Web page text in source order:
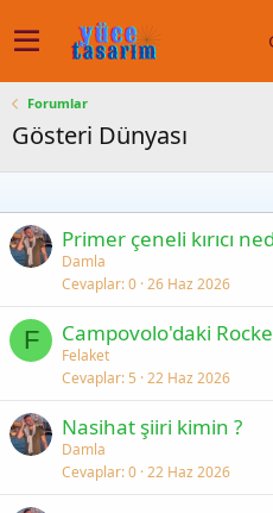
Forumlar
Gösteri Dünyası
Primer çeneli kırıcı
Damla
Cevaplar 0 26 Haz 2026
F Campovolo'daki
Felaket
Cevaplar 5 22 Haz 2026
Nasihat şiiri kimin ?
Damla
Cevaplar 0 22 Haz 2026